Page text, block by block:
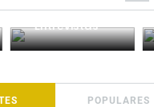
Análises
POPULARES